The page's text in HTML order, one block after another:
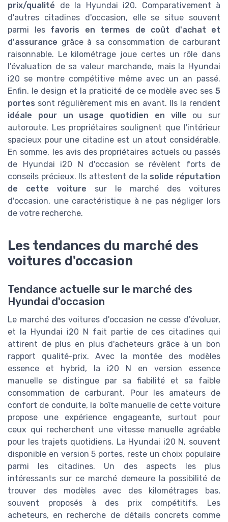
prix/qualité de la Hyundai i20. Comparativement à
d'autres citadines d'occasion, elle se situe souvent
parmi les favoris en termes de coût d'achat et
d'assurance grâce à sa consommation de carburant
raisonnable. Le kilométrage joue certes un rôle dans
l'évaluation de sa valeur marchande, mais la Hyundai
i20 se montre compétitive même avec un an passé.
Enfin, le design et la praticité de ce modèle avec ses 5
portes sont régulièrement mis en avant. Ils la rendent
idéale pour un usage quotidien en ville ou sur
autoroute. Les propriétaires soulignent que l'intérieur
spacieux pour une citadine est un atout considérable.
En somme, les avis des propriétaires actuels ou passés
de Hyundai i20 N d'occasion se révèlent forts de
conseils précieux. Ils attestent de la solide réputation
de cette voiture sur le marché des voitures
d'occasion, une caractéristique à ne pas négliger lors
de votre recherche.
Les tendances du marché des
voitures d'occasion
Tendance actuelle sur le marché des
Hyundai d'occasion
Le marché des voitures d'occasion ne cesse d'évoluer,
et la Hyundai i20 N fait partie de ces citadines qui
attirent de plus en plus d'acheteurs grâce à un bon
rapport qualité-prix. Avec la montée des modèles
essence et hybrid, la i20 N en version essence
manuelle se distingue par sa fiabilité et sa faible
consommation de carburant. Pour les amateurs de
confort de conduite, la boîte manuelle de cette voiture
propose une expérience engageante, surtout pour
ceux qui recherchent une vitesse manuelle agréable
pour les trajets quotidiens. La Hyundai i20 N, souvent
disponible en version 5 portes, reste un choix populaire
parmi les citadines. Un des aspects les plus
intéressants sur ce marché demeure la possibilité de
trouver des modèles avec des kilométrages bas,
souvent proposés à des prix compétitifs. Les
acheteurs, en recherche de détails concrets comme